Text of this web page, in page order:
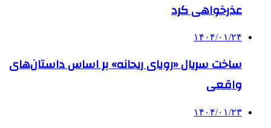
عذرخواهی کرد
۱۴۰۴/۰۱/۲۴
ساخت سریال «رویای ریحانه» بر اساس داستان‌های
واقعی
۱۴۰۴/۰۱/۲۳